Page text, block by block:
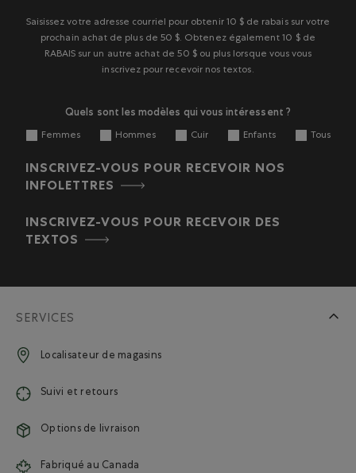
Saisissez votre adresse courriel pour obtenir 10 $ de rabais sur votre
prochain achat de plus de 50 $. Obtenez également 10 $ de
RABAIS sur un autre achat de 50 $ ou plus lorsque vous vous
inscrivez pour recevoir nos textos.
Quels sont les modèles qui vous intéressent ?
Femmes Hommes Cuir Enfants Tous
INSCRIVEZ-VOUS POUR RECEVOIR NOS
INFOLETTRES
INSCRIVEZ-VOUS POUR RECEVOIR DES
TEXTOS
SERVICES
Localisateur de magasins
Suivi et retours
Options de livraison
Fabriqué au Canada